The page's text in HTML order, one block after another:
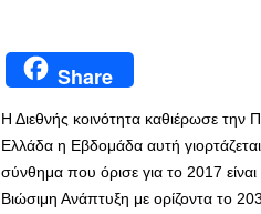
Share
Η Διεθνής κοινότητα καθιέρωσε
Ελλάδα η Εβδομάδα αυτή
σύνθημα που όρισε για το 2017
Βιώσιμη Ανάπτυξη με ορίζοντα το